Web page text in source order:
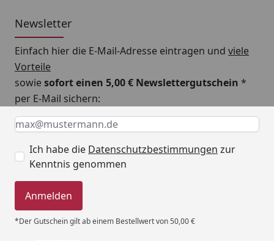
Newsletter
Einfach hier die E-Mail-Adresse eintragen und viele
Vorteile
sowiesofort einen 5,00 € Newslettergutschein *
per E-Mail sichern:
Keine Eingabe erforderlich
Eingabe erforderlich
E-Mail *
Ich habe die Datenschutzbestimmungen zur
Kenntnis genommen
Anmelden
*Der Gutschein gilt ab einem Bestellwert von 50,00 €